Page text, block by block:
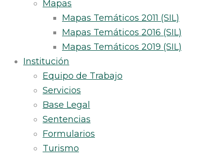
Mapas
Mapas Temáticos 2011 (SIL)
Mapas Temáticos 2016 (SIL)
Mapas Temáticos 2019 (SIL)
Institución
Equipo de Trabajo
Servicios
Base Legal
Sentencias
Formularios
Turismo